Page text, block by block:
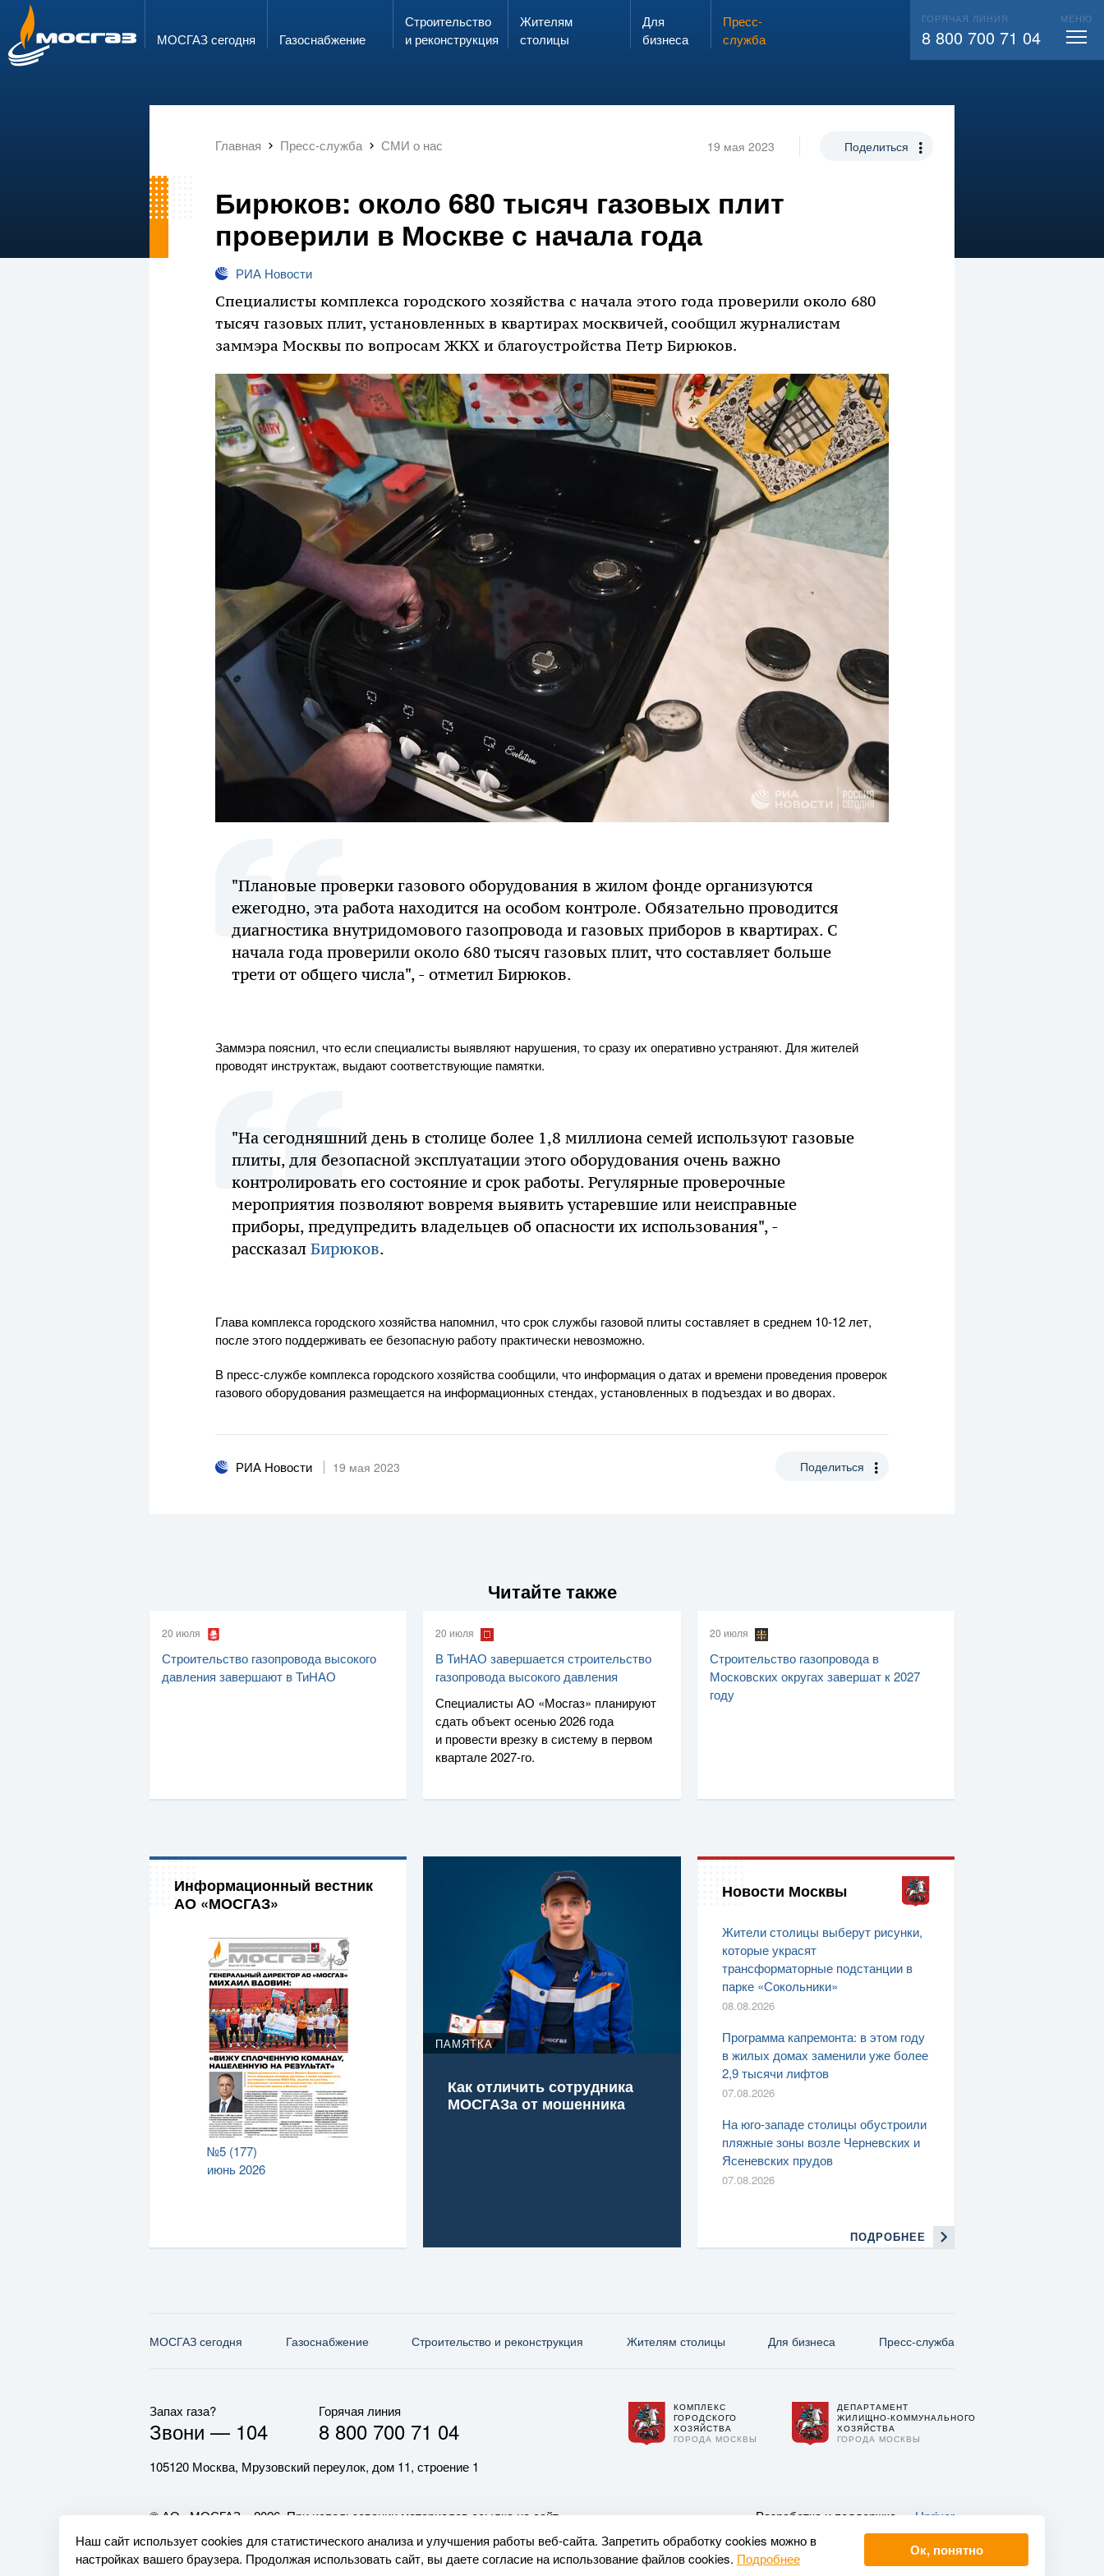
Запах газа?
ЗВОНИ 104 ВЫЗВАТЬ СЛЕСАРЯ
ГОРЯЧАЯ ЛИНИЯ
8 800 700 71 04 info@mos-gaz.ru
МОСГАЗ сегодня Газо­снабжение
Строительство
и реконструкция
Жителям
столицы
Для
бизнеса
Пресс-
служба
ГОРЯЧАЯ ЛИНИЯ
8 800 700 71 04
МЕНЮ
Главная Пресс-служба СМИ о нас 19 мая 2023 Поделиться
Бирюков: около 680 тысяч газовых плит
проверили в Москве с начала года
РИА Новости
Специалисты комплекса городского хозяйства с начала этого года проверили около 680
тысяч газовых плит, установленных в квартирах москвичей, сообщил журналистам
заммэра Москвы по вопросам ЖКХ и благоустройства Петр Бирюков.
"Плановые проверки газового оборудования в жилом фонде организуются
ежегодно, эта работа находится на особом контроле. Обязательно проводится
диагностика внутридомового газопровода и газовых приборов в квартирах. С
начала года проверили около 680 тысяч газовых плит, что составляет больше
трети от общего числа", - отметил Бирюков.
Заммэра пояснил, что если специалисты выявляют нарушения, то сразу их оперативно устраняют. Для жителей
проводят инструктаж, выдают соответствующие памятки.
"На сегодняшний день в столице более 1,8 миллиона семей используют газовые
плиты, для безопасной эксплуатации этого оборудования очень важно
контролировать его состояние и срок работы. Регулярные проверочные
мероприятия позволяют вовремя выявить устаревшие или неисправные
приборы, предупредить владельцев об опасности их использования", -
рассказал Бирюков.
Глава комплекса городского хозяйства напомнил, что срок службы газовой плиты составляет в среднем 10-12 лет,
после этого поддерживать ее безопасную работу практически невозможно.
В пресс-службе комплекса городского хозяйства сообщили, что информация о датах и времени проведения проверок
газового оборудования размещается на информационных стендах, установленных в подъездах и во дворах.
РИА Новости 19 мая 2023 Поделиться
Читайте также
20 июля
Строительство газопровода высокого
давления завершают в ТиНАО
20 июля
В ТиНАО завершается строительство
газопровода высокого давления
СпециалистыАО «Мосгаз» планируют
сдать объект осенью 2026 года
и провести врезку в систему в первом
квартале2027-го.
20 июля
Строительство газопровода в
Московских округах завершат к 2027
году
Информационный вестник
АО «МОСГАЗ»
№5 (177)
июнь 2026
ПАМЯТКА
Как отличить сотрудника
МОСГАЗа от мошенника
Новости Москвы
Жители столицы выберут рисунки,
которые украсят
трансформаторные подстанции в
парке «Сокольники»
08.08.2026
Программа капремонта: в этом году
в жилых домах заменили уже более
2,9 тысячи лифтов
07.08.2026
На юго-западе столицы обустроили
пляжные зоны возле Черневских и
Ясеневских прудов
07.08.2026
ПОДРОБНЕЕ
МОСГАЗ сегодня Газо­снабжение Строительство и реконструкция Жителям столицы Для бизнеса Пресс-служба
Запах газа?
Звони — 104
Горячая линия
8 800 700 71 04
105120 Москва, Мрузовский переулок, дом 11, строение 1
КОМПЛЕКС
ГОРОДСКОГО
ХОЗЯЙСТВА
ГОРОДА МОСКВЫ
ДЕПАРТАМЕНТ
ЖИЛИЩНО-КОММУНАЛЬНОГО
ХОЗЯЙСТВА
ГОРОДА МОСКВЫ
© АО «МОСГАЗ», 2026. При использовании материалов ссылка на сайт
обязательна.
Разработка и поддержка — Upriver
Наш сайт использует cookies для статистического анализа и улучшения работы веб-сайта. Запретить обработку cookies можно в
настройках вашего браузера. Продолжая использовать сайт, вы даете согласие на использование файлов cookies. Подробнее Ок, понятно